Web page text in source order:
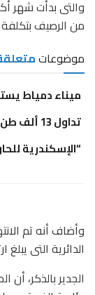
من الرصيف بتكلفة
موضوعات
ميناء دمياط يستقبل 9 سفن ويتداول 73.4
تداول 13 ألف طن بضائع و677 شاحنة بموانئ البحر الأحمر
“الإسكندرية للحاويات” تربح 3.8
وأضاف أنه تم
الدائرية التى يبلغ ارتفاعها
الجدير بالذكر،